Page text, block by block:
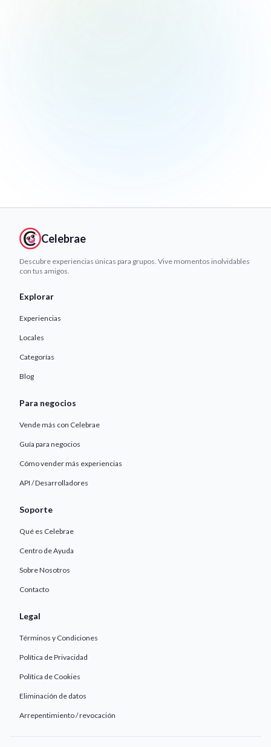
Celebrae
Descubre experiencias únicas para grupos. Vive momentos inolvidables
con tus amigos.
Explorar
Experiencias
Locales
Categorías
Blog
Para negocios
Vende más con Celebrae
Guía para negocios
Cómo vender más experiencias
API / Desarrolladores
Soporte
Qué es Celebrae
Centro de Ayuda
Sobre Nosotros
Contacto
Legal
Términos y Condiciones
Política de Privacidad
Política de Cookies
Eliminación de datos
Arrepentimiento / revocación